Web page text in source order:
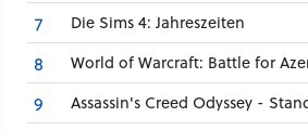
7 Die Sims 4: Jahreszeiten
8 World of Warcraft: Battle for
9 Assassin's Creed Odyssey -